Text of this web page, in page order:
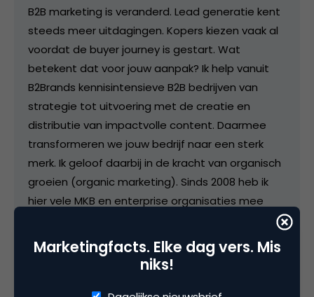
B2B marketing is veranderd. Lead generatie kent
steeds meer uitdagingen. Kopers kiezen vaak al
voordat de buyer journey is gestart. Wat
betekent dat voor jouw aanpak? Ik help vanuit
B2Brands kennisintensieve B2B bedrijven van
strategie tot uitvoering met de creatie en
distributie van impactvolle content. Daarmee
transformeren we jouw bedrijf naar een sterk
merk. Ik geloof daarbij in de kracht van organisch
groeien (organic marketing). Sinds 2008 heb ik
hier vele MKB en enterprise organisaties mee
Marketingfacts. Elke dag vers. Mis
niks!